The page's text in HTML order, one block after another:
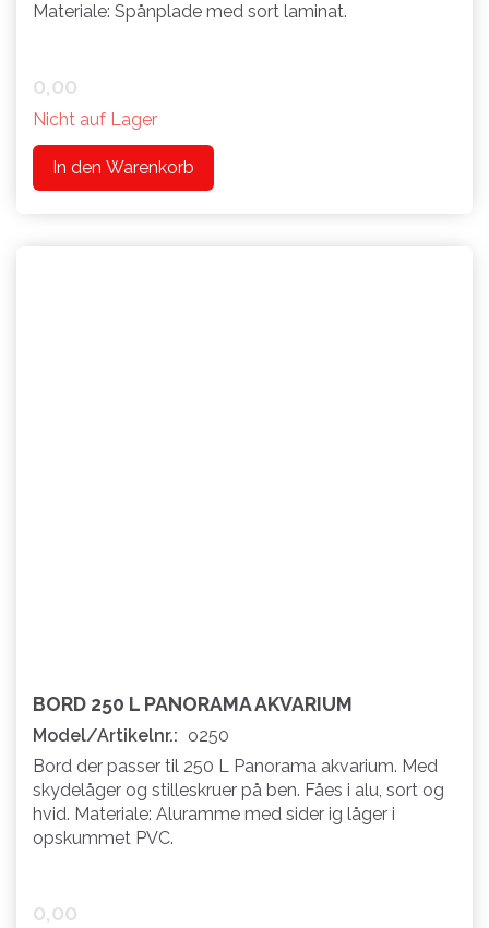
Materiale: Spånplade med sort laminat.
0,00
Nicht auf Lager
In den Warenkorb
BORD 250 L PANORAMA AKVARIUM
Model/Artikelnr.: o250
Bord der passer til 250 L Panorama akvarium. Med
skydelåger og stilleskruer på ben. Fåes i alu, sort og
hvid. Materiale: Aluramme med sider ig låger i
opskummet PVC.
0,00